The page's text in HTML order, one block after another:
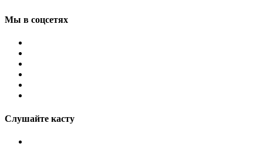
Мы в соцсетях
Слушайте касту